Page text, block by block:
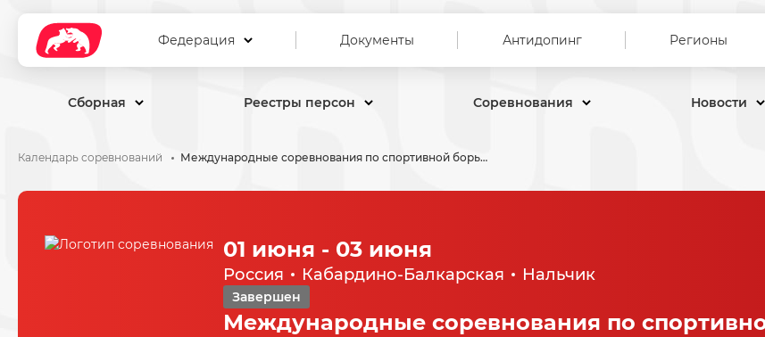
Федерация Документы Антидопинг Регионы
Сборная Реестры персон Соревнования Новости
Календарь соревнований Международные соревнования по спортивной борьбе "Нальчик-74 PWL"
01 июня - 03 июня
Россия Кабардино-Балкарская Нальчик
Завершен
Международные соревнования по